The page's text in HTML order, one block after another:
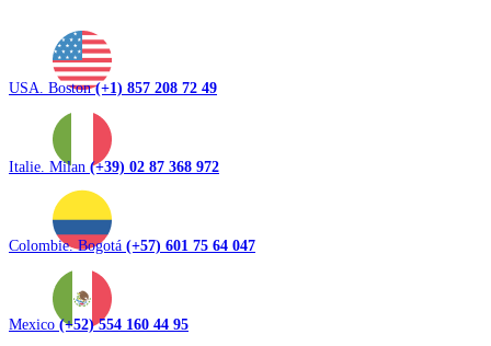
USA. Boston(+1) 857 208 72 49
Italie. Milan (+39) 02 87 368 972
Colombie. Bogotá (+57) 601 75 64 047
Mexico (+52) 554 160 44 95